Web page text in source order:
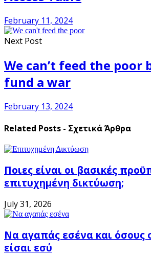
February 11, 2024
Next Post
We can’t feed the poor
fund a war
February 13, 2024
Related Posts - Σχετικά Άρθρα
Ποιες είναι οι βασικές
επιτυχημένη δικτύωση;
July 31, 2026
Να αγαπάς εσένα και όσους
είσαι εσύ